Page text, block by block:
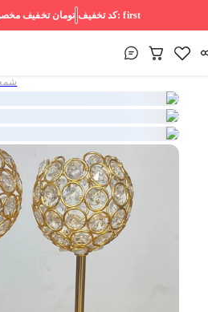
50,000 تومان تخفیف کد تخفیف:first